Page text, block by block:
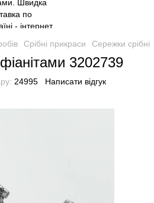
Срібні прикраси Сережки срібні
3202739
24995 Написати відгук